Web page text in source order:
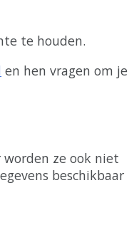
te houden.
en hen vragen om je
worden ze ook niet
beschikbaar